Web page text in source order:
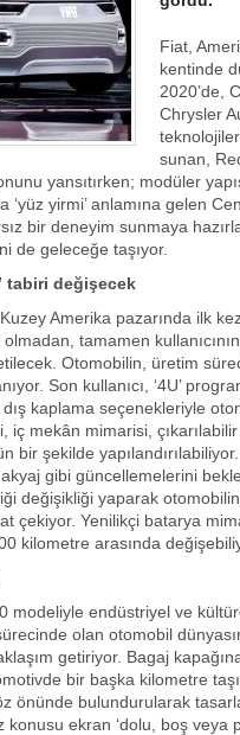
Fiat,
kentinde
2020’de,
Chrysler
sunan,
yansıtırken; modüler
‘yüz yirmi’ anlamına gelen
bir deneyim sunmaya
de geleceğe taşıyor.
tabiri değişecek
Amerika pazarında ilk
tamamen
Otomobilin, üretim
Son kullanıcı, ‘4U’
kaplama seçenekleriyle
iç mekân mimarisi,
şekilde
gibi güncellemelerini
değişikliği yaparak
çekiyor. Yenilikçi batarya
kilometre arasında
modeliyle endüstriyel ve
olan otomobil
getiriyor. Bagaj
bir başka kilometre
önünde bulundurularak
ekran ‘dolu, boş veya